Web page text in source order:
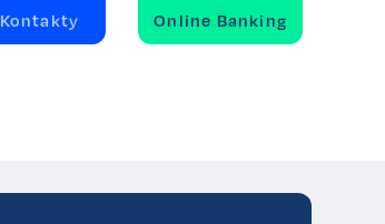
Kontakty Online Banking